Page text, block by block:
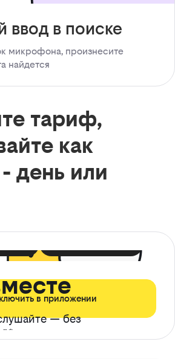
ввод в поиске
микрофона, произнесите
найдется
тариф,
как
день или
— без
в приложении